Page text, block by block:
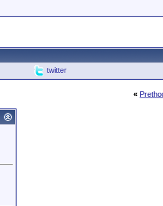
twitter
«